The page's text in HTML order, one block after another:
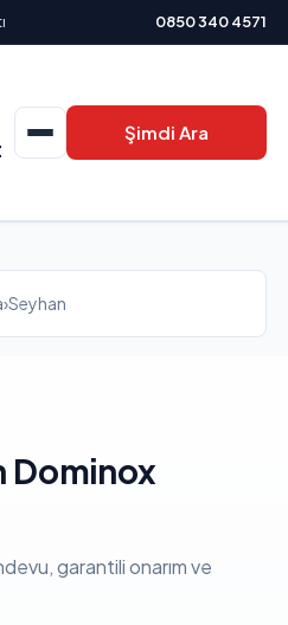
0850 340 4571
Şimdi Ara
›Seyhan
Dominox
garantili onarım ve